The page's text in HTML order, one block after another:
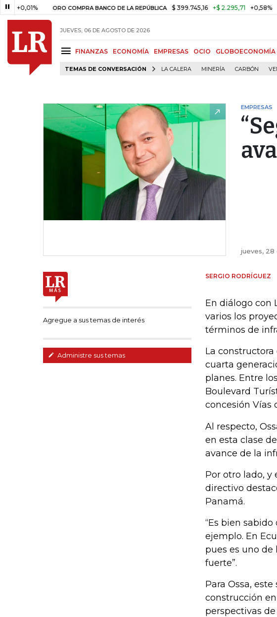
ORO COMPRA BANCO DE LA REPÚBLICA $ 399.745,16 +$ 2.295,71 +0,58%
JUEVES, 06 DE AGOSTO DE 2026
FINANZAS ECONOMÍA EMPRESAS OCIO GLOBOECONOMÍA
TEMAS DE CONVERSACIÓN LA CALERA MINERÍA CARBÓN
EMPRESAS
jueves, 28
Agregue a sus temas de interés
Administre sus temas
SERGIO RODRÍGUEZ
En diálogo con
varios los
términos de
La
cuarta
planes. Entre
Boulevard
concesión Vías
Al respecto,
en esta clase
avance de la
Por otro lado, y
directivo
Panamá.
“Es bien
ejemplo. En
pues es uno de
fuerte”.
Para Ossa,
construcción
perspectivas